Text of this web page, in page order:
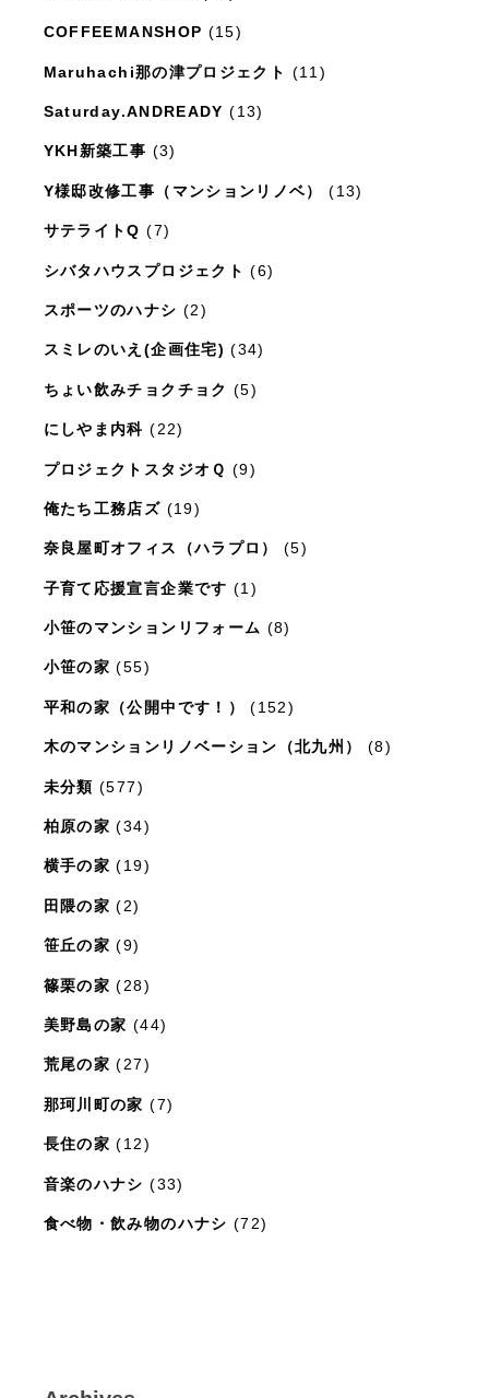
COFFEEMANSHOP (15)
Maruhachi那の津プロジェクト (11)
Saturday.ANDREADY (13)
YKH新築工事 (3)
Y様邸改修工事（マンションリノベ） (13)
サテライトQ (7)
シバタハウスプロジェクト (6)
スポーツのハナシ (2)
スミレのいえ(企画住宅) (34)
ちょい飲みチョクチョク (5)
にしやま内科 (22)
プロジェクトスタジオＱ (9)
俺たち工務店ズ (19)
奈良屋町オフィス（ハラプロ） (5)
子育て応援宣言企業です (1)
小笹のマンションリフォーム (8)
小笹の家 (55)
平和の家（公開中です！） (152)
木のマンションリノベーション（北九州） (8)
未分類 (577)
柏原の家 (34)
横手の家 (19)
田隈の家 (2)
笹丘の家 (9)
篠栗の家 (28)
美野島の家 (44)
荒尾の家 (27)
那珂川町の家 (7)
長住の家 (12)
音楽のハナシ (33)
食べ物・飲み物のハナシ (72)